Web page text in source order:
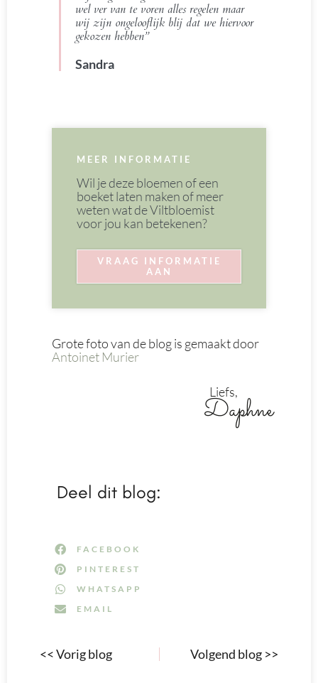
wel ver van te voren alles regelen maar
wij zijn ongelooflijk blij dat we hiervoor
gekozen hebben”
Sandra
MEER INFORMATIE
Wil je deze bloemen of een
boeket laten maken of meer
weten wat de Viltbloemist
voor jou kan betekenen?
VRAAG INFORMATIE
AAN
Grote foto van de blog is gemaakt door
Antoinet Murier
Liefs,
Daphne
Deel dit blog:
FACEBOOK
PINTEREST
WHATSAPP
EMAIL
<< Vorig blog Volgend blog >>